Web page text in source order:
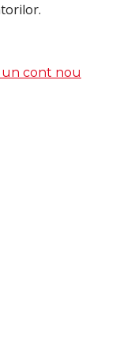
cont nou